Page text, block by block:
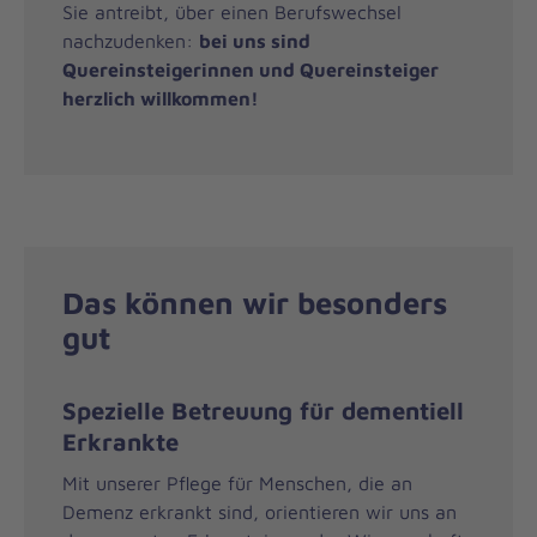
Sie antreibt, über einen Berufswechsel
nachzudenken: bei uns sind
Quereinsteigerinnen und Quereinsteiger
herzlich willkommen!
Das können wir besonders
gut
Spezielle Betreuung für dementiell
Erkrankte
Mit unserer Pflege für Menschen, die an
Demenz erkrankt sind, orientieren wir uns an